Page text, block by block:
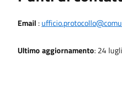
Email :
Ultimo aggiornamento: 24